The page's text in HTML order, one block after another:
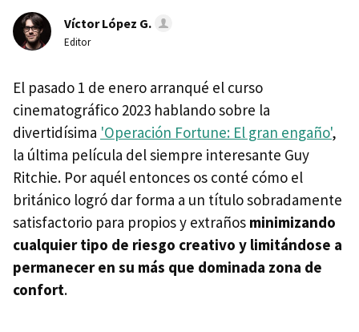
Víctor López G.
Editor
El pasado 1 de enero arranqué el curso
cinematográfico 2023 hablando sobre la
divertidísima 'Operación Fortune: El gran engaño',
la última película del siempre interesante Guy
Ritchie. Por aquél entonces os conté cómo el
británico logró dar forma a un título sobradamente
satisfactorio para propios y extraños minimizando
cualquier tipo de riesgo creativo y limitándose a
permanecer en su más que dominada zona de
confort.